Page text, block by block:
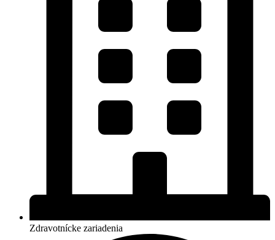
Zdravotnícke zariadenia